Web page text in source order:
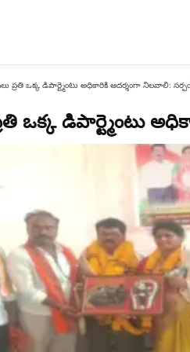
ప్రతి ఒక్క డిపార్ట్మెంటు అధికారికి ఆదర్శంగా నిలవాలి:
ఒక్క డిపార్ట్మెంటు